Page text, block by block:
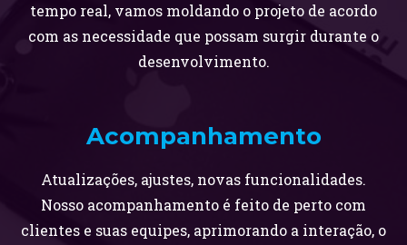
tempo real, vamos moldando o projeto de acordo
com as necessidade que possam surgir durante o
desenvolvimento.
Acompanhamento
Atualizações, ajustes, novas funcionalidades.
Nosso acompanhamento é feito de perto com
clientes e suas equipes, aprimorando a interação, o